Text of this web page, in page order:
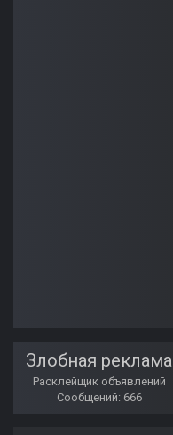
Злобная реклама
Расклейщик объявлений
Сообщений: 666